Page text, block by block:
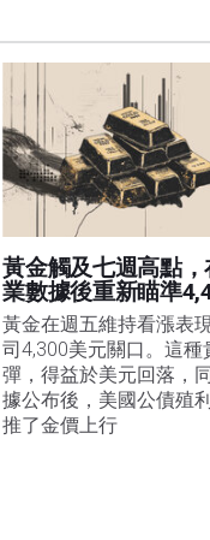
何損
。
黃金觸及七週高點
業數據後重新瞄準
黃金在週五維持看漲表
司4,300美元關口。這種
彈，得益於美元回落，
據公布後，美國公債殖
推了金價上行